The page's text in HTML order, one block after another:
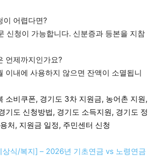
이 어렵다면?
신청이 가능합니다. 신분증과 등본을 지참
언제까지인가요?
이내에 사용하지 않으면 잔액이 소멸됩니
소비쿠폰, 경기도 3차 지원금, 농어촌 지원,
기도 신청방법, 경기도 소득지원, 경기도 정
처, 지원금 일정, 주민센터 신청
식/복지] – 2026년 기초연금 vs 노령연금